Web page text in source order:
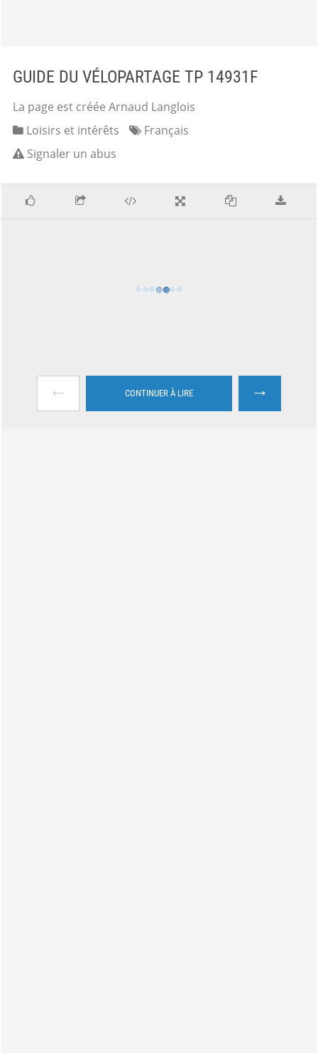
GUIDE DU VÉLOPARTAGE TP 14931F
La page est créée Arnaud Langlois
Loisirs et intérêts
Français
Signaler un abus
← CONTINUER À LIRE →